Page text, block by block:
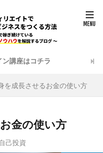
講座はコチラ
を成長させるお金の使い方
金の使い方
自己投資